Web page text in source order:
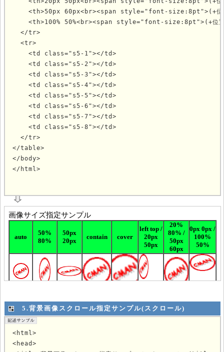
<th>50px 60px<br><span style="font-size:8pt">(+位
<th>100% 50%<br><span style="font-size:8pt">(+位
  </tr>
  <tr>
    <td class="s5-1"></td>
    <td class="s5-2"></td>
    <td class="s5-3"></td>
    <td class="s5-4"></td>
    <td class="s5-5"></td>
    <td class="s5-6"></td>
    <td class="s5-7"></td>
    <td class="s5-8"></td>
  </tr>
</table>
</body>
</html>
5.背景画像スクロール指定サンプル(スクロール)
<html>
<head>